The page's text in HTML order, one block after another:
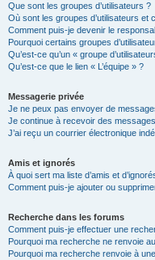
Que sont les groupes d’utilisateurs ?
Où sont les groupes d’utilisateurs et
Comment puis-je devenir le
Pourquoi certains groupes
Qu’est-ce qu’un « groupe
Qu’est-ce que le lien « L’équipe » ?
Messagerie privée
Je ne peux pas envoyer de
Je continue à recevoir des
J’ai reçu un courrier électronique
Amis et ignorés
À quoi sert ma liste d’amis et
Comment puis-je ajouter ou
Recherche dans les forums
Comment puis-je effectuer une
Pourquoi ma recherche ne renvoie
Pourquoi ma recherche renvoie à